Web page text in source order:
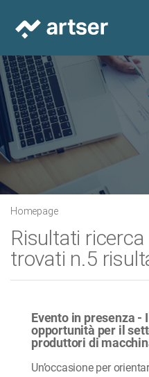
Homepage
Risultati
trovati n.5
Evento in presenza -
opportunità per il
produttori di
Un’occasione per